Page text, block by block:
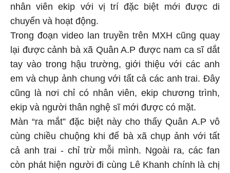
nhân viên ekip với vị trí đặc biệt mới được di
chuyển và hoạt động.
Trong đoạn video lan truyền trên MXH cũng quay
lại được cảnh bà xã Quân A.P được nam ca sĩ dắt
tay vào trong hậu trường, giới thiệu với các anh
em và chụp ảnh chung với tất cả các anh trai. Đây
cũng là nơi chỉ có nhân viên, ekip chương trình,
ekip và người thân nghệ sĩ mới được có mặt.
Màn “ra mắt” đặc biệt này cho thấy Quân A.P vô
cùng chiều chuộng khi để bà xã chụp ảnh với tất
cả anh trai - chỉ trừ mỗi mình. Ngoài ra, các fan
còn phát hiện người đi cùng Lê Khanh chính là chị